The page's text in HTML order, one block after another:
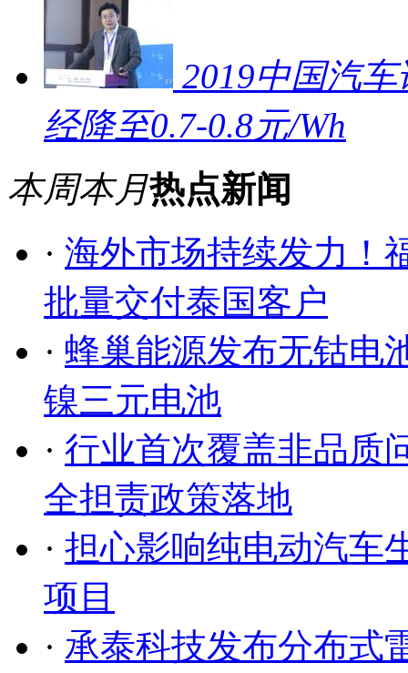
2019中国汽
经降至0.7-0.8元/Wh
本周本月热点新闻
· 海外市场持续发力！
批量交付泰国客户
· 蜂巢能源发布无钴电
镍三元电池
· 行业首次覆盖非品质
全担责政策落地
· 担心影响纯电动汽车
项目
· 承泰科技发布分布式